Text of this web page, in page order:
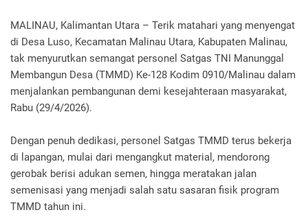
MALINAU, Kalimantan Utara – Terik matahari yang menyengat
di Desa Luso, Kecamatan Malinau Utara, Kabupaten Malinau,
tak menyurutkan semangat personel Satgas TNI Manunggal
Membangun Desa (TMMD) Ke-128 Kodim 0910/Malinau dalam
menjalankan pembangunan demi kesejahteraan masyarakat,
Rabu (29/4/2026).
Dengan penuh dedikasi, personel Satgas TMMD terus bekerja
di lapangan, mulai dari mengangkut material, mendorong
gerobak berisi adukan semen, hingga meratakan jalan
semenisasi yang menjadi salah satu sasaran fisik program
TMMD tahun ini.